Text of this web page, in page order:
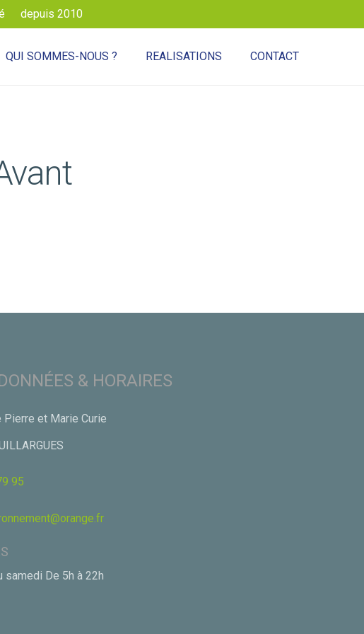
depuis 2010
QUI SOMMES-NOUS ? REALISATIONS CONTACT
& HORAIRES
Pierre et Marie Curie
95
samedi De 5h à 22h